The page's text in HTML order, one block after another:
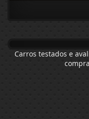
Carros testados e